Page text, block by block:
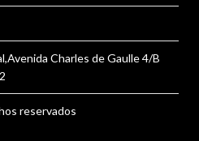
Charles de Gaulle 4/B
reservados